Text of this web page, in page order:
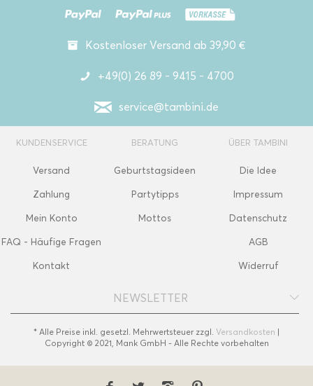
Kostenloser Versand ab 39,90 €
+49(0) 26 89 - 9415 - 4700
service@tambini.de
KUNDENSERVICE
Versand
Zahlung
Mein Konto
FAQ - Häufige Fragen
Kontakt
BERATUNG
Geburtstagsideen
Partytipps
Mottos
ÜBER TAMBINI
Die Idee
Impressum
Datenschutz
AGB
Widerruf
NEWSLETTER
* Alle Preise inkl. gesetzl. Mehrwertsteuer zzgl. Versandkosten |
Copyright © 2021, Mank GmbH - Alle Rechte vorbehalten